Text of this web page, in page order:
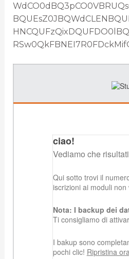
ciao!
Vediamo che
Qui sotto trovi il
iscrizioni ai moduli
Nota: I backup dei
Ti consigliamo di
I bakup sono
pochi clic! Ripristina